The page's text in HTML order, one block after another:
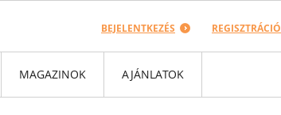
REGISZTRÁCIÓ
BEJELENTKEZÉS
MAGAZINOK AJÁNLATOK